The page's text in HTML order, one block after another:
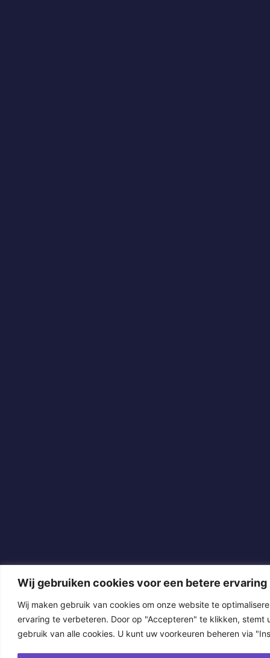
Wij gebruiken cookies voor een betere ervaring
Wij maken gebruik van cookies om onze website te
ervaring te verbeteren. Door op "Accepteren" te klikken, stemt
gebruik van alle cookies. U kunt uw voorkeuren beheren via